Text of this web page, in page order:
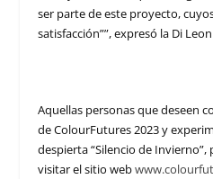
ser parte de este proyecto,
satisfacción””, expresó la Di
Aquellas personas que deseen
de ColourFutures 2023 y
despierta “Silencio de Invierno”,
visitar el sitio web